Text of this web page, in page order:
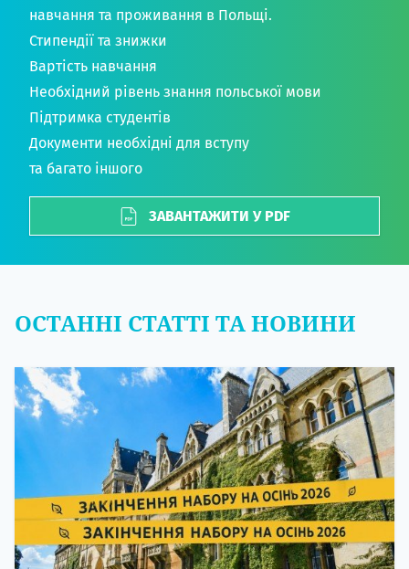
навчання та проживання в Польщі.
Стипендії та знижки
Вартість навчання
Необхідний рівень знання польської мови
Підтримка студентів
Документи необхідні для вступу
та багато іншого
ЗАВАНТАЖИТИ У PDF
ОСТАННІ СТАТТІ ТА НОВИНИ